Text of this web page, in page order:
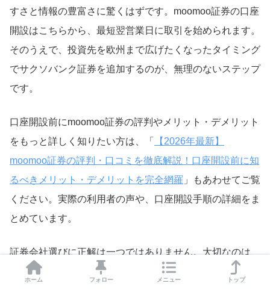
すさと情報の豊富さに驚くはずです。moomoo証券の口座
開設はこちらから、最短翌営業日に取引を始められます。
そのうえで、投資先を欧州まで広げたくなったタイミング
でサクソバンク証券を追加するのが、無理のないステップ
です。
口座開設前にmoomoo証券の評判やメリット・デメリット
をもっと詳しく知りたい方は、「
【2026年最新】
moomoo証券の評判・口コミを徹底解説！口座開設前に知
るべきメリット・デメリットを完全網羅 」もあわせてご覧
ください。実際の利用者の声や、口座開設手順の詳細をま
とめています。
証券会社選びに正解は一つではありません。大切なのは、
自分の投資目標と取引スタイルを明確にし、それに最も合
ホーム フォロー メニュー トップ